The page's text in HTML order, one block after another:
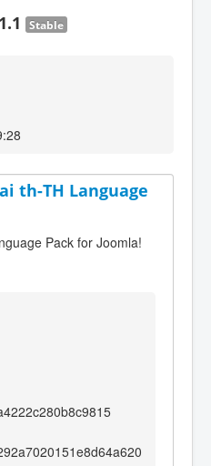
Stable
th-TH Language
Pack for Joomla!